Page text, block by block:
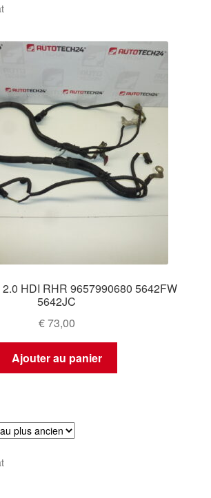
HDI RHR 9657990680 5642FW
5642JC
€73,00
Ajouter au panier